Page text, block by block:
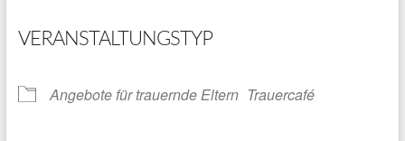
VERANSTALTUNGSTYP
Angebote für trauernde Eltern Trauercafé